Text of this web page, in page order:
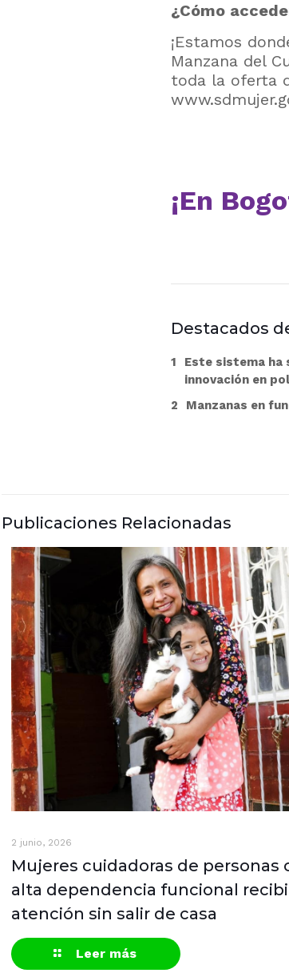
¿Cómo
¡Estamos
Manzana del
toda la oferta
¡En
Destacados
Este sistema ha
innovación en
Manzanas en
Publicaciones Relacionadas
2 junio, 2026
Mujeres cuidadoras de personas
alta dependencia funcional
atención sin salir de casa
Leer más